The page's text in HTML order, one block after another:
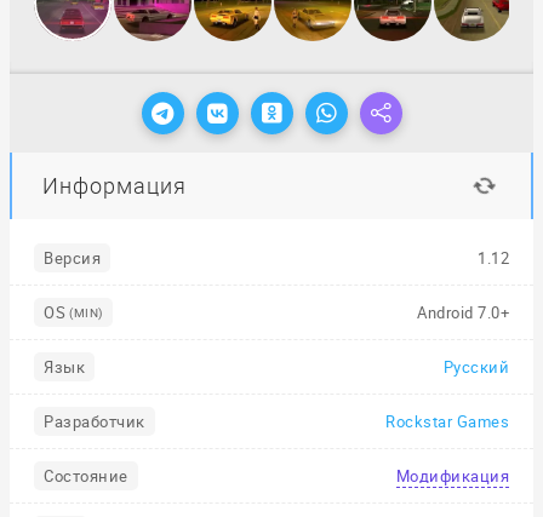
Информация
Версия 1.12
OS (MIN) Android 7.0+
Язык Русский
Разработчик Rockstar Games
Состояние Модификация